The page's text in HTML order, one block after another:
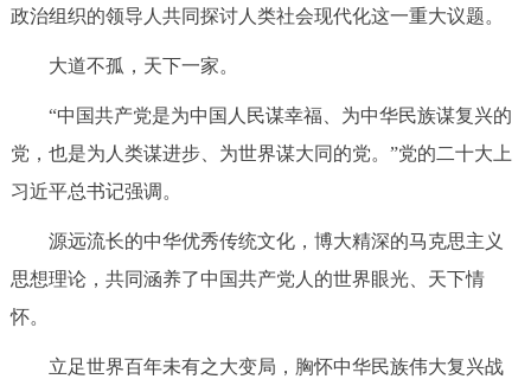
12345网上接诉即办
走进北京
北京概况 十六区概览 人文北京
政治组织的领导人共同探讨人类社会现代化这一重大议题。
大道不孤，天下一家。
“中国共产党是为中国人民谋幸福、为中华民族谋复兴的
党，也是为人类谋进步、为世界谋大同的党。”党的二十大上
习近平总书记强调。
源远流长的中华优秀传统文化，博大精深的马克思主义
思想理论，共同涵养了中国共产党人的世界眼光、天下情
怀。
立足世界百年未有之大变局，胸怀中华民族伟大复兴战